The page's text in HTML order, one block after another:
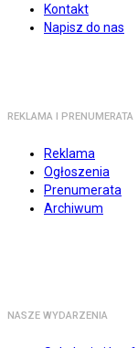
Kontakt
Napisz do nas
REKLAMA I PRENUMERATA
Reklama
Ogłoszenia
Prenumerata
Archiwum
NASZE WYDARZENIA